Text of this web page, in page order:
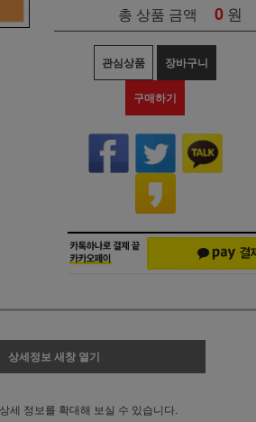
총 상품 금액 0 원
관심상품 장바구니
구매하기
상세정보 새창 열기
상세 정보를 확대해 보실 수 있습니다.